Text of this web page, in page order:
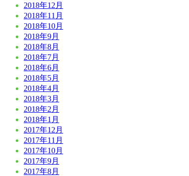
2018年12月
2018年11月
2018年10月
2018年9月
2018年8月
2018年7月
2018年6月
2018年5月
2018年4月
2018年3月
2018年2月
2018年1月
2017年12月
2017年11月
2017年10月
2017年9月
2017年8月